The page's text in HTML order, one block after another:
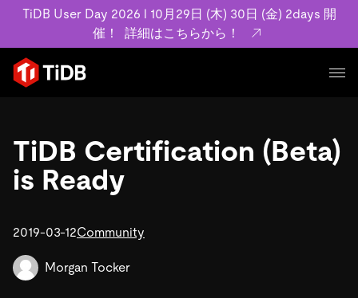
TiDB User Day 2026 l 10月29日 (木) 30日 (金) 2days 開
催！
詳細はこちらから！
プロダクト
MySQL互換の分散データベースで高可用性と水平スケー
ラビリティを備え大規模データをリアルタイムで処理でき
ます。
プラン
ユースケース
事例記事
ています。
業界
学習コンテンツ
ブログ
会社概要
TiDB Certification (Beta)
is Ready
2019-03-12Community
Morgan Tocker